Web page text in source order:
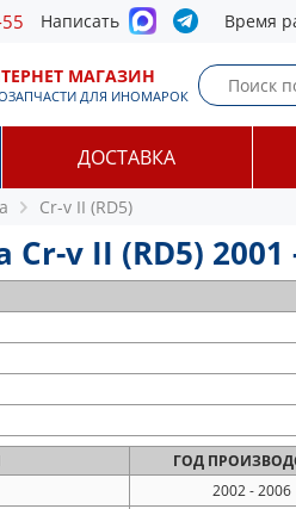
Написать Время
МАГАЗИН
ДЛЯ ИНОМАРОК
ДОСТАВКА
Cr-v II (RD5)
v II (RD5) 2001
ГОД
2002 - 2006